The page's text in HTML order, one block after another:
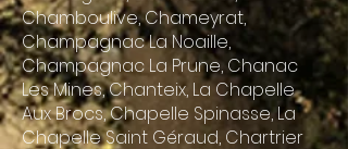
Chamboulive, Chameyrat,
Champagnac La Noaille,
Champagnac La Prune, Chanac
Les Mines, Chanteix, La Chapelle
Aux Brocs, Chapelle Spinasse, La
Chapelle Saint Géraud, Chartrier